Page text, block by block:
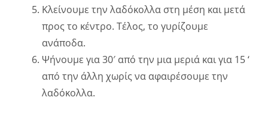
Κλείνουμε την λαδόκολλα στη μέση και μετά
προς το κέντρο. Τέλος, το γυρίζουμε
ανάποδα.
Ψήνουμε για 30′ από την μια μεριά και για 15 ‘
από την άλλη χωρίς να αφαιρέσουμε την
λαδόκολλα.